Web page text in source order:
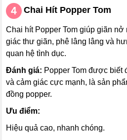
Chai Hít Popper Tom
Chai hít Popper Tom giúp giãn nở
giác thư giãn, phê lâng lâng và
quan hệ tình dục.
Đánh giá: Popper Tom được biết
và cảm giác cực mạnh, là sản
đồng popper.
Ưu điểm:
Hiệu quả cao, nhanh chóng.